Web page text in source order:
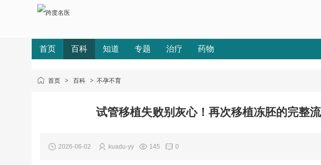
首页 百科 知道 专题 治疗 药物
首页 > 百科 > 不孕不育
试管移植失败别灰心！再次移植冻胚的完整
2026-06-02 kuadu-yy 145 0